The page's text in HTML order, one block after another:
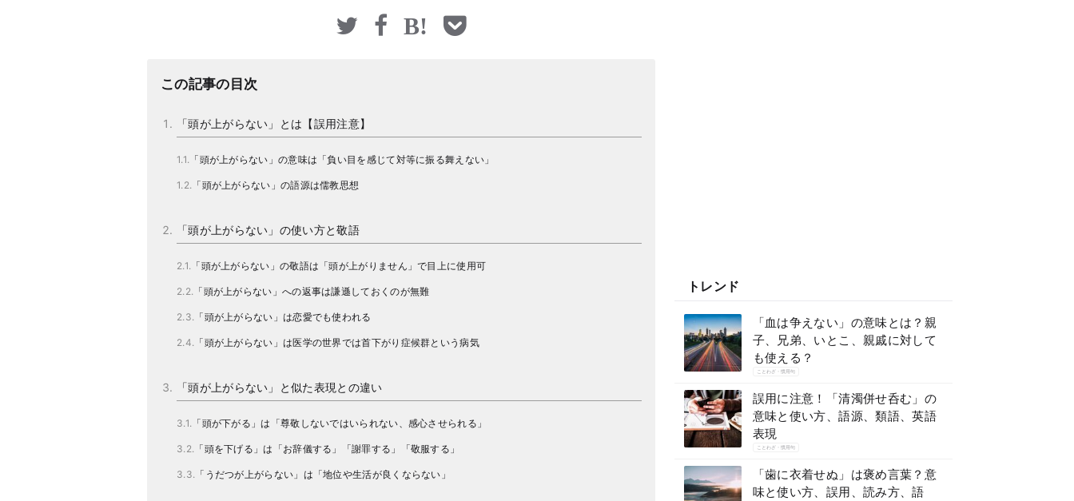
この記事の目次
「頭が上がらない」とは【誤用注意】
「頭が上がらない」の意味は「負い目を感じて対等に振る舞えない」
「頭が上がらない」の語源は儒教思想
「頭が上がらない」の使い方と敬語
「頭が上がらない」の敬語は「頭が上がりません」で目上に使用可
「頭が上がらない」への返事は謙遜しておくのが無難
「頭が上がらない」は恋愛でも使われる
「頭が上がらない」は医学の世界では首下がり症候群という病気
「頭が上がらない」と似た表現との違い
「頭が下がる」は「尊敬しないではいられない、感心させられる」
「頭を下げる」は「お辞儀する」「謝罪する」「敬服する」
「うだつが上がらない」は「地位や生活が良くならない」
トレンド
「血は争えない」の意味とは？親
子、兄弟、いとこ、親戚に対して
も使える？
ことわざ・慣用句
誤用に注意！「清濁併せ呑む」の
意味と使い方、語源、類語、英語
表現
ことわざ・慣用句
「歯に衣着せぬ」は褒め言葉？意
味と使い方、誤用、読み方、語